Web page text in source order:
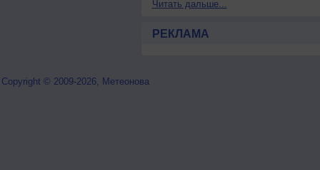
Читать дальше...
РЕКЛАМА
Copyright © 2009-2026, Метеонова